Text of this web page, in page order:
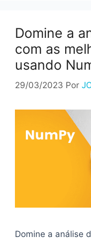
Domine a
com as
usando
29/03/2023 Por
Domine a análise